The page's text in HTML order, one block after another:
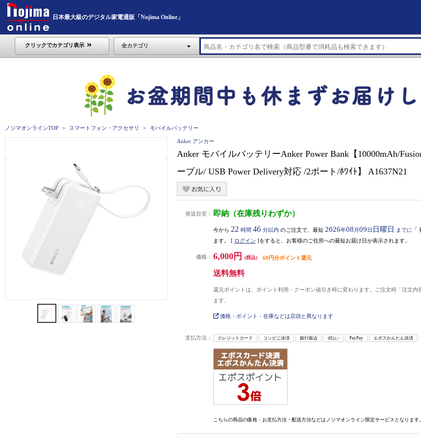
日本最大級のデジタル家電通販「Nojima Online」
クリックでカテゴリ表示 全カテゴリ
ノジマオンラインTOP スマートフォン・アクセサリ モバイルバッテリー
Anker アンカー
Anker モバイルバッテリーAnker Power Bank【10000mAh/
ーブル/ USB Power Delivery対応 /2ポート/ﾎﾜｲﾄ】 A1637N21
発送目安： 即納（在庫残りわずか）
今から 22 時間 46 分以内 のご注文で、最短 2026年08 月09日 日曜日 までに 「
ます。 [ ログイン ]をすると、お客様のご住所への最短お届け日が表示されます。
価格： 6,000円 (税込) 60円分ポイント還元
送料無料
還元ポイントは、ポイント利用・クーポン値引き時に変わります。ご注文時「注文内
ます。
価格・ポイント・在庫などは店頭と異なります
支払方法： クレジットカード コンビニ決済 銀行振込 d払い PayPay エポスかんたん決済
こちらの商品の価格・お支払方法・配送方法などはノジマオンライン限定サービスとなります。